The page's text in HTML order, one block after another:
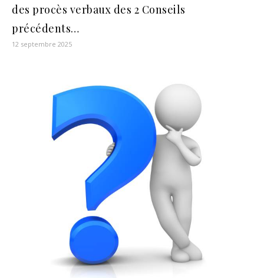
des procès verbaux des 2 Conseils
précédents…
12 septembre 2025